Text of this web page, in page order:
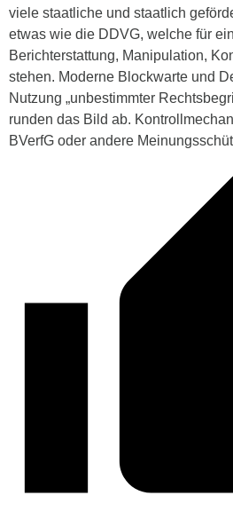
viele staatliche und staatlich
etwas wie die DDVG, welche für
Berichterstattung, Manipulation,
stehen. Moderne Blockwarte und
Nutzung „unbestimmter
runden das Bild ab.
BVerfG oder andere